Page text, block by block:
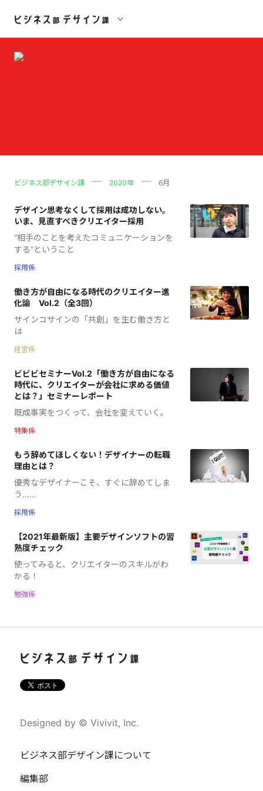
ビジネス部デザイン課 2020年 6月
デザイン思考なくして採用は成功しない。
いま、見直すべきクリエイター採用
“相手のことを考えたコミュニケーションを
する”ということ
採用係
働き方が自由になる時代のクリエイター進
化論 Vol.2（全3回）
サインコサインの「共創」を生む働き方と
は
経営係
ビビビセミナーVol.2「働き方が自由になる
時代に、クリエイターが会社に求める価値
とは？」セミナーレポート
既成事実をつくって、会社を変えていく。
特集係
もう辞めてほしくない！デザイナーの転職
理由とは？
優秀なデザイナーこそ、すぐに辞めてしま
う……
採用係
【2021年最新版】主要デザインソフトの習
熟度チェック
使ってみると、クリエイターのスキルがわ
かる！
勉強係
Designed by © Vivivit, Inc.
ビジネス部デザイン課について
編集部